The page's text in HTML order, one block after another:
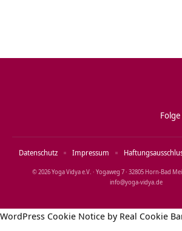
© 2026 Yoga Vidya e.V. · Yogaweg 7 · 32805 Horn‑Bad
info@yoga‑vidya.de
Datenschutz Impressum
WordPress Cookie Notice by Real Cookie